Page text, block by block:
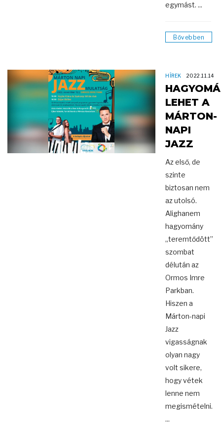
egymást. ...
Bővebben
HÍREK 2022.11.14
LEHET A
MÁRTON-
NAPI
JAZZ
Az első, de
szinte
biztosan nem
az utolsó.
Alighanem
hagyomány
„teremtődött”
szombat
délután az
Ormos Imre
Parkban.
Hiszen a
Márton-napi
Jazz
vigasságnak
olyan nagy
volt sikere,
hogy vétek
lenne nem
megismételni.
...